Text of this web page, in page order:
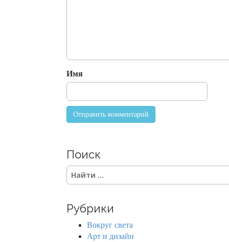
n
Имя
Поиск
S
c
Рубрики
Вокруг света
Арт и дизайн